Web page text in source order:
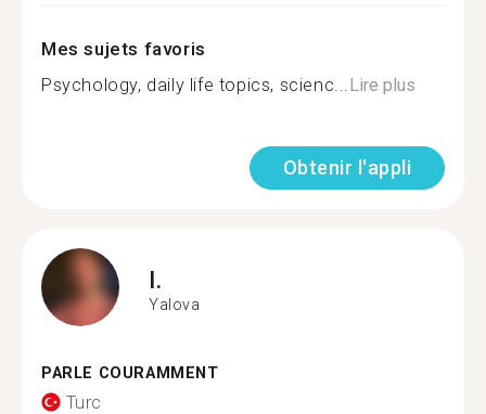
Mes sujets favoris
Psychology, daily life topics, scienc...Lire plus
Obtenir l'appli
I.
Yalova
PARLE COURAMMENT
Turc